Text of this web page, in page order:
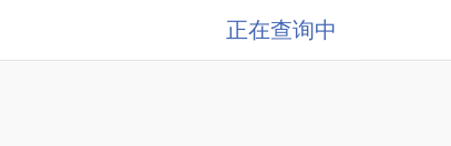
正在查询中